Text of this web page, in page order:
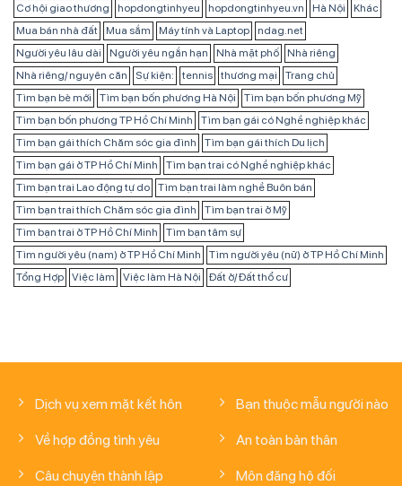
Cơ hội giao thương
hopdongtinhyeu hopdongtinhyeu.vn Hà Nội
Khác
Mua bán nhà đất
Mua sắm Máy tính và Laptop
ndag.net
Người yêu lâu dài
Người yêu ngắn hạn Nhà mặt phố
Nhà riêng
Nhà riêng/ nguyên căn
Sự kiện: tennis thương mại
Trang chủ
Tìm bạn bè mới
Tìm bạn bốn phương Hà Nội
Tìm bạn bốn phương Mỹ
Tìm bạn bốn phương TP Hồ Chí Minh
Tìm bạn gái có Nghề nghiệp khác
Tìm bạn gái thích Chăm sóc gia đình
Tìm bạn gái thích Du lịch
Tìm bạn gái ở TP Hồ Chí Minh
Tìm bạn trai có Nghề nghiệp khác
Tìm bạn trai Lao động tự do
Tìm bạn trai làm nghề Buôn bán
Tìm bạn trai thích Chăm sóc gia đình
Tìm bạn trai ở Mỹ
Tìm bạn trai ở TP Hồ Chí Minh
Tìm bạn tâm sự
Tìm người yêu (nam) ở TP Hồ Chí Minh
Tìm người yêu (nữ) ở TP Hồ Chí Minh
Tổng Hợp
Việc làm Việc làm Hà Nội Đất ở/ Đất thổ cư
Dịch vụ xem mặt kết hôn
Về hợp đồng tình yêu
Câu chuyện thành lập
Bạn thuộc mẫu người nào
An toàn bản thân
Môn đăng hộ đối